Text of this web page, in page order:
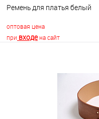
Ремень для платья белый
оптовая цена
при входена сайт